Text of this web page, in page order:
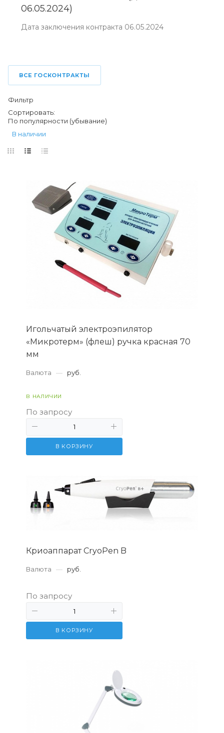
06.05.2024)
Дата заключения контракта 06.05.2024
ВСЕ ГОСКОНТРАКТЫ
Фильтр
Сортировать:
По популярности (убывание)
В наличии
Игольчатый электроэпилятор
«Микротерм» (флеш) ручка красная 70
мм
Валюта — руб.
В НАЛИЧИИ
По запросу
В КОРЗИНУ
Криоаппарат CryoPen B
Валюта — руб.
По запросу
В КОРЗИНУ